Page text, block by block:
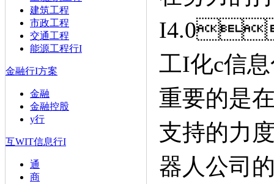
建筑工程
市政工程
交通工程
能源工程行I
金融行I方案
金融
金融控股
y行
互WIT信息行I
通
商
工I化c信息
重要的是
支持的力度
器人公司